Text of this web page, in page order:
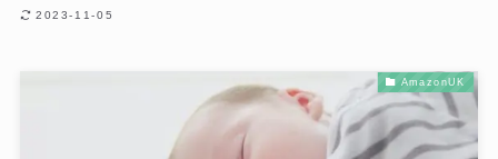
2023-11-05
AmazonUK